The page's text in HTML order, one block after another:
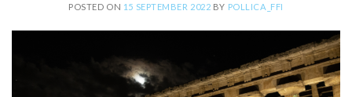
POSTED ON 15 SEPTEMBER 2022 BY POLLICA_FFI